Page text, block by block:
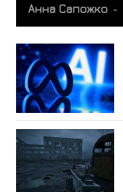
Анна Сапожко -